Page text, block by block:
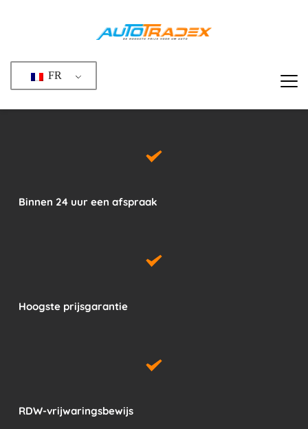
FR
Binnen 24 uur een afspraak
Hoogste prijsgarantie
RDW-vrijwaringsbewijs